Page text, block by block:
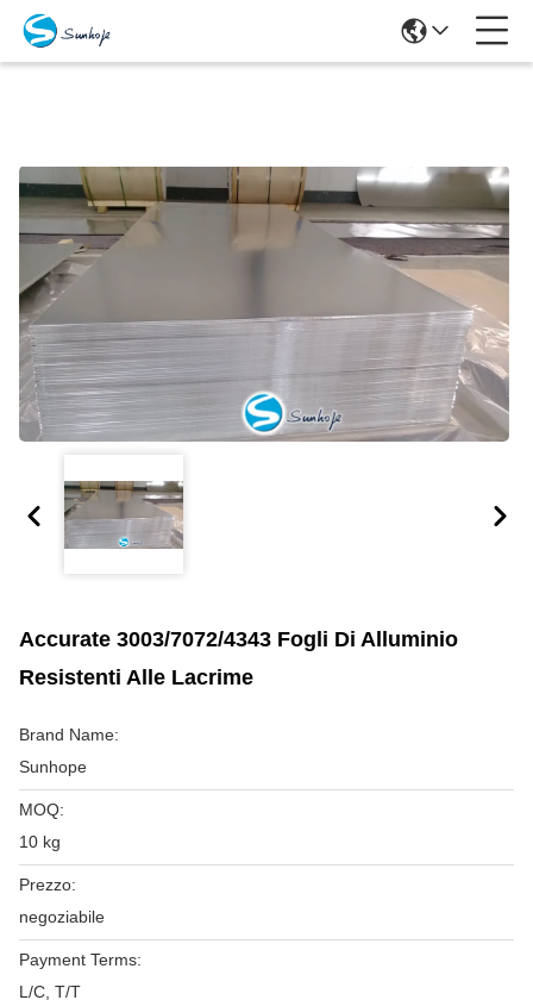
Accurate 3003/7072/4343 Fogli Di Alluminio
Resistenti Alle Lacrime
Brand Name:
Sunhope
MOQ:
10 kg
Prezzo:
negoziabile
Payment Terms:
L/C, T/T